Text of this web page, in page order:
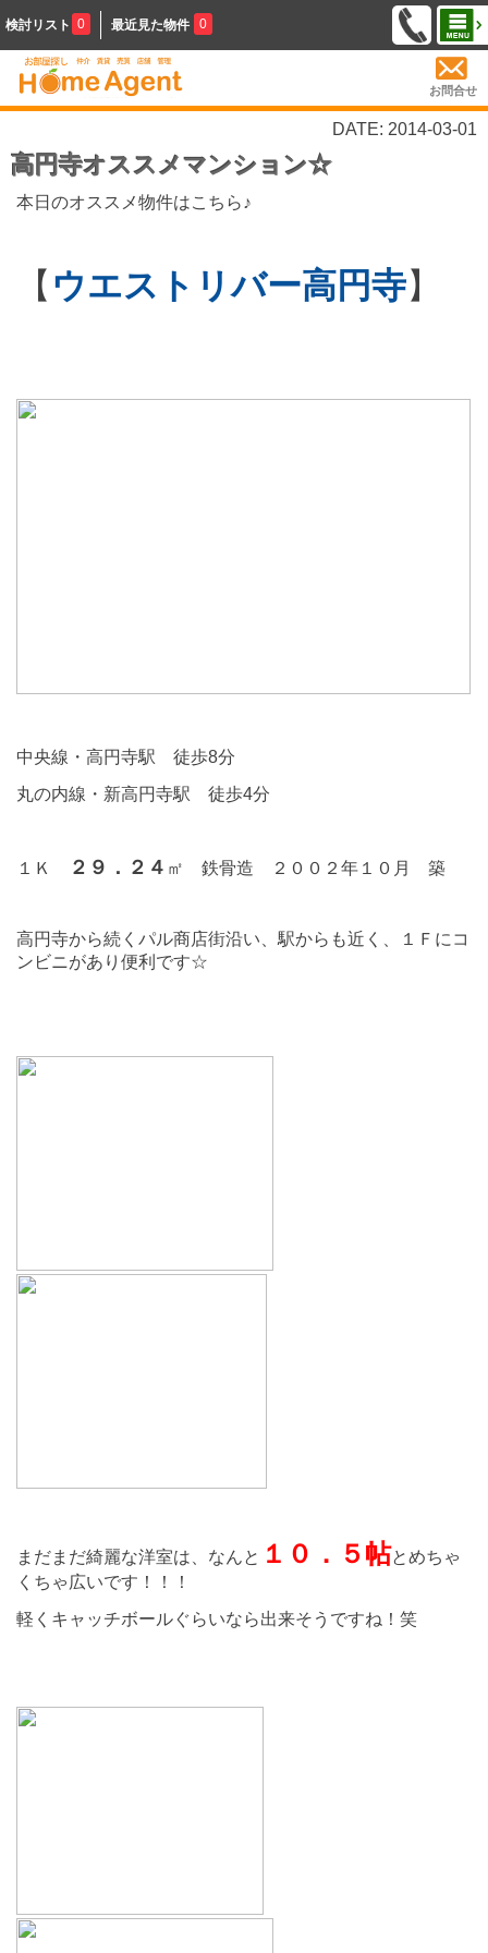
検討リスト 0 最近見た物件 0
お問合せ
DATE: 2014-03-01
高円寺オススメマンション☆
本日のオススメ物件はこちら♪
【 ウエストリバー高円寺】
中央線・高円寺駅 徒歩8分
丸の内線・新高円寺駅 徒歩4分
１Ｋ ２９．２４ ㎡ 鉄骨造 ２００２年１０月 築
高円寺から続くパル商店街沿い、駅からも近く、１Ｆにコ
ンビニがあり便利です☆
まだまだ綺麗な洋室は、なんと １０．５帖とめちゃ
くちゃ広いです！！！
軽くキャッチボールぐらいなら出来そうですね！笑